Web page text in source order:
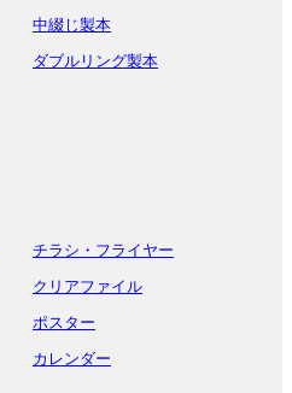
中綴じ製本
ダブルリング製本
チラシ・フライヤー
クリアファイル
ポスター
カレンダー